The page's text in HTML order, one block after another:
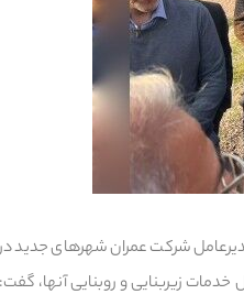
شرکت عمران شهرهای جدید
زیربنایی و روبنایی آنها، گفت: